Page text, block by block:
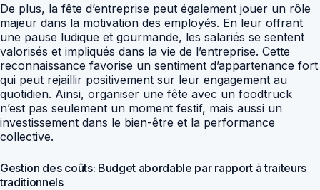
De plus, la fête d’entreprise peut également jouer un rôle
majeur dans la motivation des employés. En leur offrant
une pause ludique et gourmande, les salariés se sentent
valorisés et impliqués dans la vie de l’entreprise. Cette
reconnaissance favorise un sentiment d’appartenance fort
qui peut rejaillir positivement sur leur engagement au
quotidien. Ainsi, organiser une fête avec un foodtruck
n’est pas seulement un moment festif, mais aussi un
investissement dans le bien-être et la performance
collective.
Gestion des coûts: Budget abordable par rapport à traiteurs
traditionnels